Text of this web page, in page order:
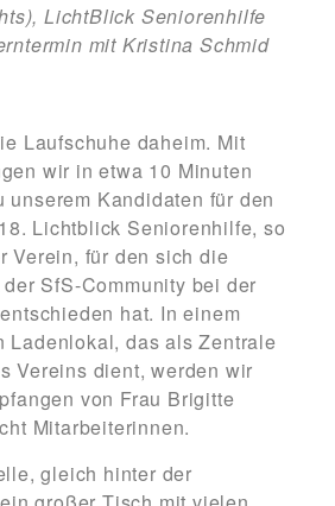
LichtBlick Seniorenhilfe
mit Kristina Schmid
Laufschuhe daheim. Mit
wir in etwa 10 Minuten
unserem Kandidaten für den
Lichtblick Seniorenhilfe, so
Verein, für den sich die
SfS-Community bei der
hat. In einem
Ladenlokal, das als Zentrale
Vereins dient, werden wir
von Frau Brigitte
Mitarbeiterinnen.
gleich hinter der